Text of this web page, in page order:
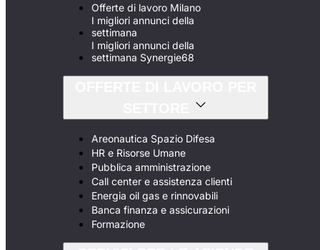
Offerte di lavoro Milano
I migliori annunci della
settimana
I migliori annunci della
settimana Synergie68
Areonautica Spazio Difesa
HR e Risorse Umane
Pubblica amministrazione
Call center e assistenza clienti
Energia oil gas e rinnovabili
Banca finanza e assicurazioni
Formazione